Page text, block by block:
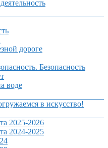
дороге
Безопасность
воде
в искусство!
2025-2026
2024-2025